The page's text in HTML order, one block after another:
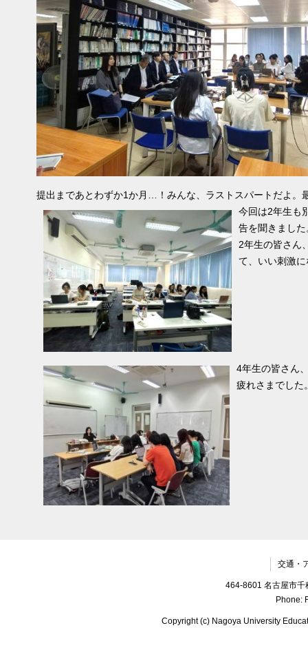
提出まであとわずか1か月…！みんな、ラストスパートだよ。
今回は2年生も
告を聞きました
2年生の皆さん
て、いい刺激
4年生の皆さん
疲れさまでした
交通・
464-8601 名古屋市千
Phone:
Copyright (c) Nagoya University